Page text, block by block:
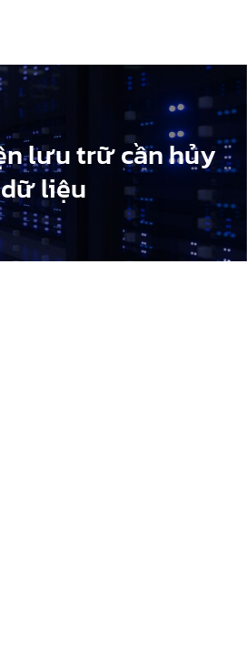
lưu trữ cần hủy
dữ liệu